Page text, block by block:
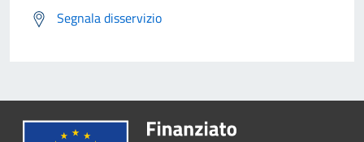
Segnala disservizio